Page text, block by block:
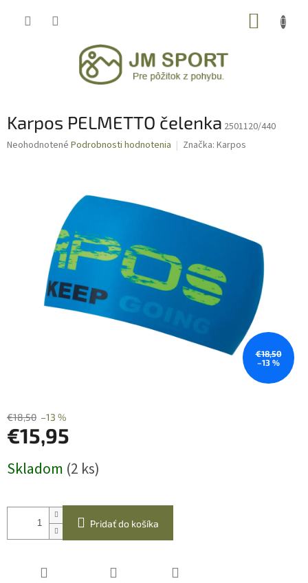
Karpos PELMETTO čelenka 2501120/440
Priemerné
Neohodnotené Podrobnosti hodnotenia Značka: Karpos
€18,50
–13 %
€18,50 –13 %
€15,95
cena:
Skladom (2 ks)
Pridať do košíka